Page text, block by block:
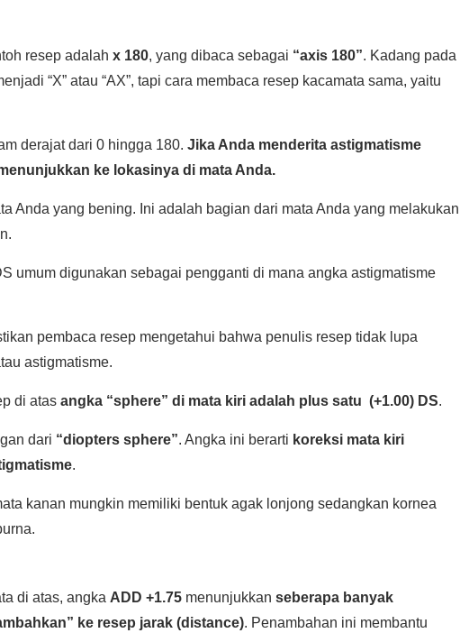
resep adalah x 180, yang dibaca sebagai “axis 180”. Kadang pada
“X” atau “AX”, tapi cara membaca resep kacamata sama, yaitu
derajat dari 0 hingga 180. Jika Anda menderita astigmatisme
ke lokasinya di mata Anda.
Anda yang bening. Ini adalah bagian dari mata Anda yang melakukan
umum digunakan sebagai pengganti di mana angka astigmatisme
pembaca resep mengetahui bahwa penulis resep tidak lupa
astigmatisme.
di atas angka “sphere” di mata kiri adalah plus satu (+1.00) DS.
dari “diopters sphere”. Angka ini berarti koreksi mata kiri
.
kanan mungkin memiliki bentuk agak lonjong sedangkan kornea
di atas, angka ADD +1.75 menunjukkan seberapa banyak
ke resep jarak (distance). Penambahan ini membantu